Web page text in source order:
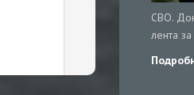
СВО.
лента